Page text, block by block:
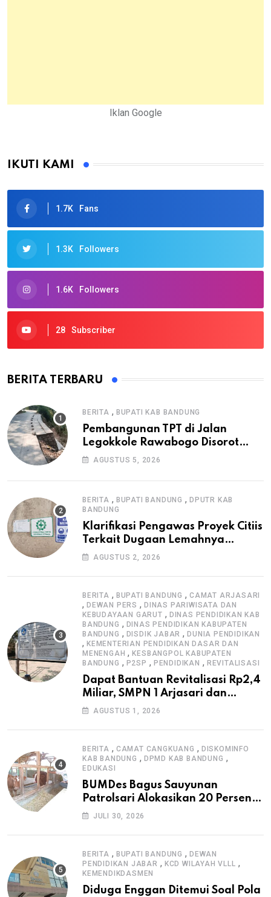
Iklan Google
IKUTI KAMI
1.7K Fans
1.3K Followers
1.6K Followers
28 Subscriber
BERITA TERBARU
BERITA , BUPATI KAB BANDUNG
Pembangunan TPT di Jalan
Legokkole Rawabogo Disorot
Warga, Selesai Tanpa Papan
AGUSTUS 5, 2026
BERITA , BUPATI BANDUNG ,DPUTR KAB
BANDUNG
Klarifikasi Pengawas Proyek Citiis
Terkait Dugaan Lemahnya
Pengawasan K3
AGUSTUS 2, 2026
BERITA , BUPATI BANDUNG ,CAMAT ARJASARI
, DEWAN PERS , DINAS PARIWISATA DAN
KEBUDAYAAN GARUT , DINAS PENDIDIKAN KAB
BANDUNG , DINAS PENDIDIKAN KABUPATEN
BANDUNG , DISDIK JABAR ,DUNIA PENDIDIKAN
, KEMENTERIAN PENDIDIKAN DASAR DAN
MENENGAH ,KESBANGPOL KABUPATEN
BANDUNG , P2SP , PENDIDIKAN , REVITALISASI
Dapat Bantuan Revitalisasi Rp2,4
Miliar, SMPN 1 Arjasari dan
Masyarakat Sambut Antusias
AGUSTUS 1, 2026
BERITA , CAMAT CANGKUANG , DISKOMINFO
KAB BANDUNG , DPMD KAB BANDUNG ,
EDUKASI
BUMDes Bagus Sauyunan
Patrolsari Alokasikan 20 Persen
Dana Desa untuk Ketahanan
JULI 30, 2026
BERITA , BUPATI BANDUNG ,DEWAN
PENDIDIKAN JABAR , KCD WILAYAH VLLL ,
KEMENDIKDASMEN
Diduga Enggan Ditemui Soal Pola